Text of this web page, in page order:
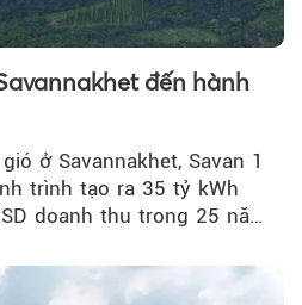
đến hành
ở Savannakhet, Savan 1
trình tạo ra 35 tỷ kWh
doanh thu trong 25 năm